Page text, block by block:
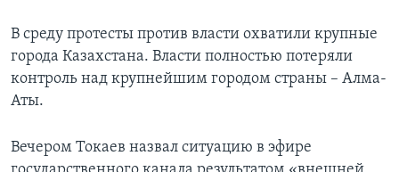
В среду протесты против власти охватили крупные
города Казахстана. Власти полностью потеряли
контроль над крупнейшим городом страны – Алма-
Аты.
Вечером Токаев назвал ситуацию в эфире